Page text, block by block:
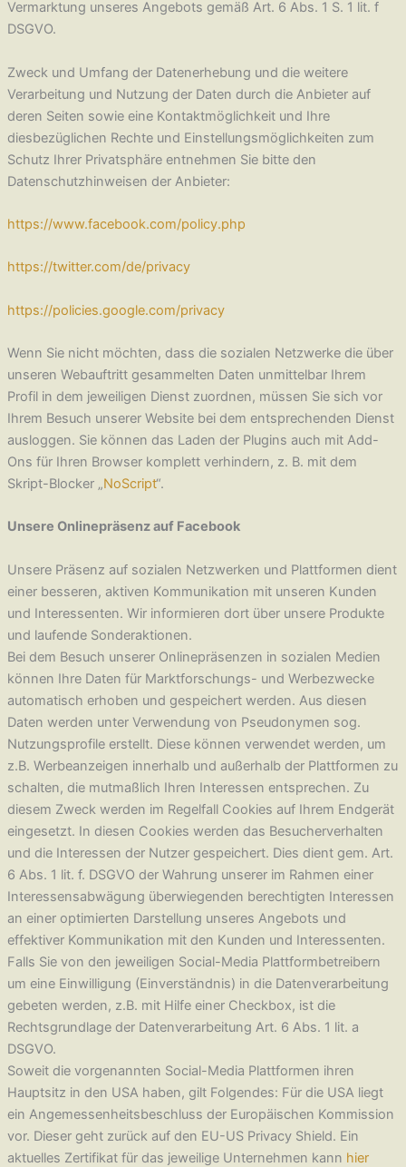
Vermarktung unseres Angebots gemäß Art. 6 Abs. 1 S. 1 lit. f
DSGVO.
Zweck und Umfang der Datenerhebung und die weitere
Verarbeitung und Nutzung der Daten durch die Anbieter auf
deren Seiten sowie eine Kontaktmöglichkeit und Ihre
diesbezüglichen Rechte und Einstellungsmöglichkeiten zum
Schutz Ihrer Privatsphäre entnehmen Sie bitte den
Datenschutzhinweisen der Anbieter:
https://www.facebook.com/policy.php
https://twitter.com/de/privacy
https://policies.google.com/privacy
Wenn Sie nicht möchten, dass die sozialen Netzwerke die über
unseren Webauftritt gesammelten Daten unmittelbar Ihrem
Profil in dem jeweiligen Dienst zuordnen, müssen Sie sich vor
Ihrem Besuch unserer Website bei dem entsprechenden Dienst
ausloggen. Sie können das Laden der Plugins auch mit Add-
Ons für Ihren Browser komplett verhindern, z. B. mit dem
Skript-Blocker „NoScript“.
Unsere Onlinepräsenz auf Facebook
Unsere Präsenz auf sozialen Netzwerken und Plattformen dient
einer besseren, aktiven Kommunikation mit unseren Kunden
und Interessenten. Wir informieren dort über unsere Produkte
und laufende Sonderaktionen.
Bei dem Besuch unserer Onlinepräsenzen in sozialen Medien
können Ihre Daten für Marktforschungs- und Werbezwecke
automatisch erhoben und gespeichert werden. Aus diesen
Daten werden unter Verwendung von Pseudonymen sog.
Nutzungsprofile erstellt. Diese können verwendet werden, um
z.B. Werbeanzeigen innerhalb und außerhalb der Plattformen zu
schalten, die mutmaßlich Ihren Interessen entsprechen. Zu
diesem Zweck werden im Regelfall Cookies auf Ihrem Endgerät
eingesetzt. In diesen Cookies werden das Besucherverhalten
und die Interessen der Nutzer gespeichert. Dies dient gem. Art.
6 Abs. 1 lit. f. DSGVO der Wahrung unserer im Rahmen einer
Interessensabwägung überwiegenden berechtigten Interessen
an einer optimierten Darstellung unseres Angebots und
effektiver Kommunikation mit den Kunden und Interessenten.
Falls Sie von den jeweiligen Social-Media Plattformbetreibern
um eine Einwilligung (Einverständnis) in die Datenverarbeitung
gebeten werden, z.B. mit Hilfe einer Checkbox, ist die
Rechtsgrundlage der Datenverarbeitung Art. 6 Abs. 1 lit. a
DSGVO.
Soweit die vorgenannten Social-Media Plattformen ihren
Hauptsitz in den USA haben, gilt Folgendes: Für die USA liegt
ein Angemessenheitsbeschluss der Europäischen Kommission
vor. Dieser geht zurück auf den EU-US Privacy Shield. Ein
aktuelles Zertifikat für das jeweilige Unternehmen kann hier